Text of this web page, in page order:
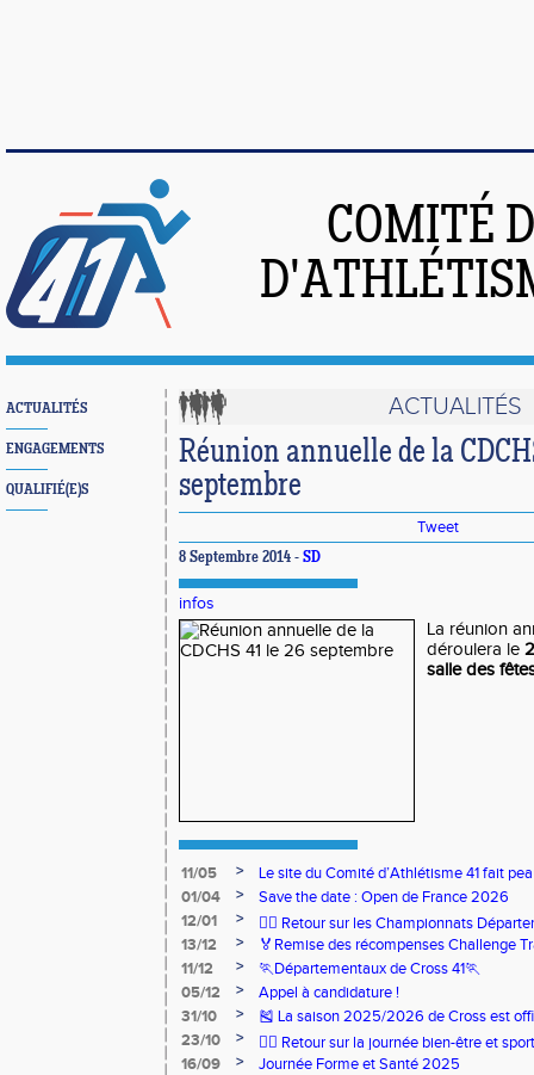
COMITÉ
ACTUALITÉS
ENGAGEMENTS
QUALIFIÉ(E)S
ACTUALITÉS
Réunion annuelle de la
septembre
Tweet
8 Septembre 2014 - SD
infos
La réunion
déroulera le
salle des
11/05 >
Le site du Comité d’Athlétisme 41 fait
01/04
>
Save the date : Open de France 2026
12/01
>
🏃‍♂️ Retour sur les Championnats
13/12
>
🏅Remise des récompenses Challenge
11/12
>
🏃Départementaux de Cross 41🏃
05/12
>
Appel à candidature !
31/10
>
🎽 La saison 2025/2026 de Cross est
23/10
>
🧘‍♀️ Retour sur la journée bien-être et
16/09
>
Journée Forme et Santé 2025